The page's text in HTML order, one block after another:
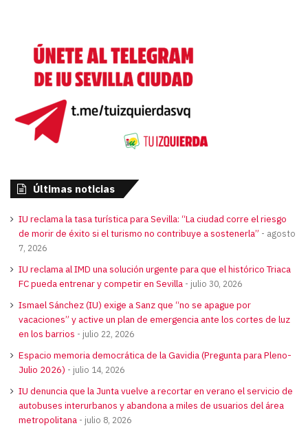
Últimas noticias
IU reclama la tasa turística para Sevilla: “La ciudad corre el riesgo
de morir de éxito si el turismo no contribuye a sostenerla”
agosto
7, 2026
IU reclama al IMD una solución urgente para que el histórico Triaca
FC pueda entrenar y competir en Sevilla
julio 30, 2026
Ismael Sánchez (IU) exige a Sanz que “no se apague por
vacaciones” y active un plan de emergencia ante los cortes de luz
en los barrios
julio 22, 2026
Espacio memoria democrática de la Gavidia (Pregunta para Pleno-
Julio 2026)
julio 14, 2026
IU denuncia que la Junta vuelve a recortar en verano el servicio de
autobuses interurbanos y abandona a miles de usuarios del área
metropolitana
julio 8, 2026